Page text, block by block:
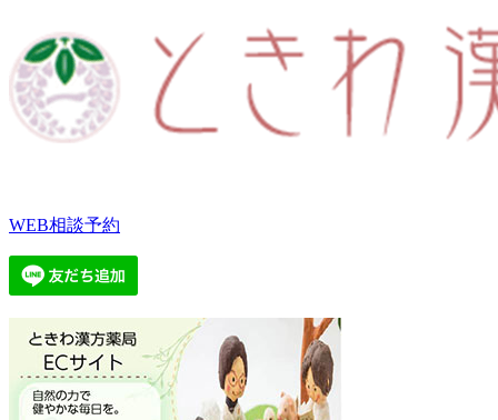
WEB相談予約